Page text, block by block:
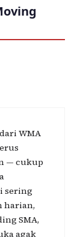
WMA
— cukup
sering
harian,
SMA,
agak